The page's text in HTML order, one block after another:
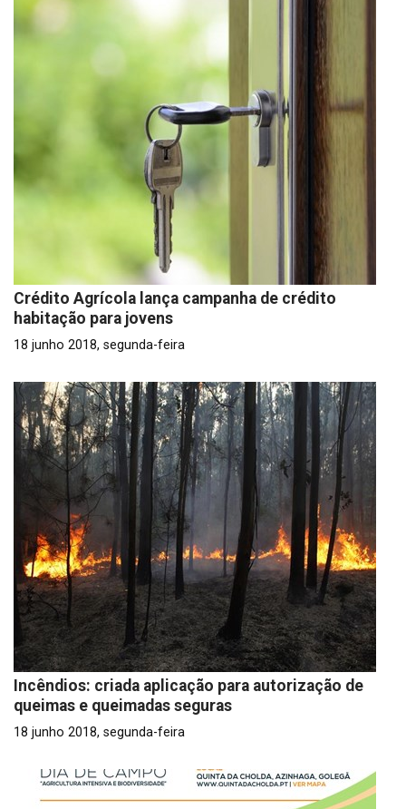
Crédito Agrícola lança campanha de crédito
habitação para jovens
18 junho 2018, segunda-feira
Incêndios: criada aplicação para autorização de
queimas e queimadas seguras
18 junho 2018, segunda-feira